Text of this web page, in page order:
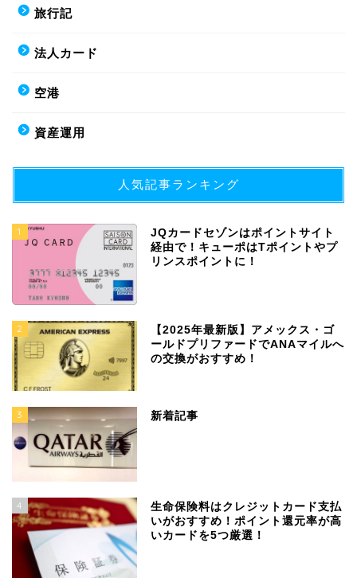
旅行記
法人カード
空港
資産運用
人気記事ランキング
1
JQカードセゾンはポイントサイト
経由で！キューポはTポイントやプ
リンスポイントに！
2
【2025年最新版】アメックス・ゴ
ールドプリファードでANAマイルへ
の交換がおすすめ！
3 新着記事
4
生命保険料はクレジットカード支払
いがおすすめ！ポイント還元率が高
いカードを5つ厳選！